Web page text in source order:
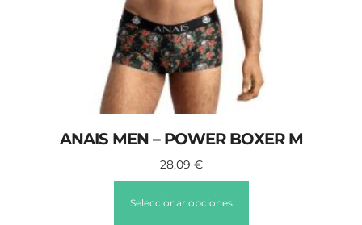
ANAIS MEN – POWER BOXER M
28,09 €
Seleccionar opciones